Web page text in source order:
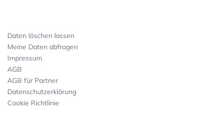
Daten löschen lassen
Meine Daten abfragen
Impressum
AGB
AGB für Partner
Datenschutzerklärung
Cookie Richtlinie